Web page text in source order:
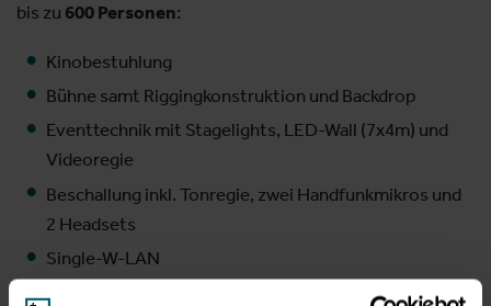
bis zu 600 Personen:
Kinobestuhlung
Bühne samt Riggingkonstruktion und Backdrop
Eventtechnik mit Stagelights, LED-Wall (7x4m) und
Videoregie
Beschallung inkl. Tonregie, zwei Handfunkmikros und
2 Headsets
Single-W-LAN
Cateringoutlets in Halle 1: Foyer 1 und Restaurant 1.